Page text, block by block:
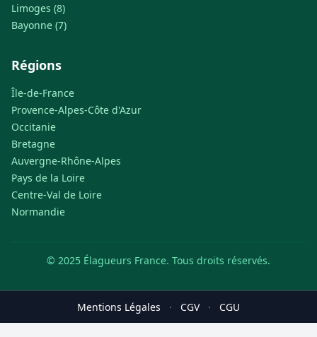
Limoges (8)
Bayonne (7)
Régions
Île-de-France
Provence-Alpes-Côte d'Azur
Occitanie
Bretagne
Auvergne-Rhône-Alpes
Pays de la Loire
Centre-Val de Loire
Normandie
© 2025 Élagueurs France. Tous droits réservés.
Mentions Légales · CGV · CGU